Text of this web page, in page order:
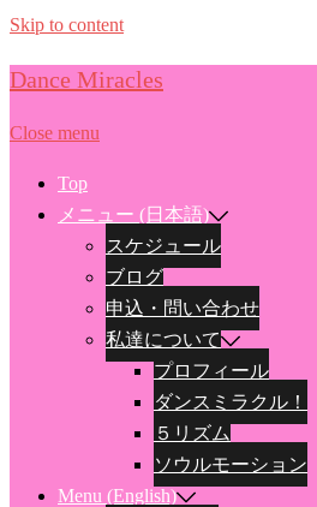
Skip to content
Dance Miracles
Close menu
Top
メニュー (日本語)
スケジュール
ブログ
申込・問い合わせ
私達について
プロフィール
ダンスミラクル！
５リズム
ソウルモーション
Menu (English)